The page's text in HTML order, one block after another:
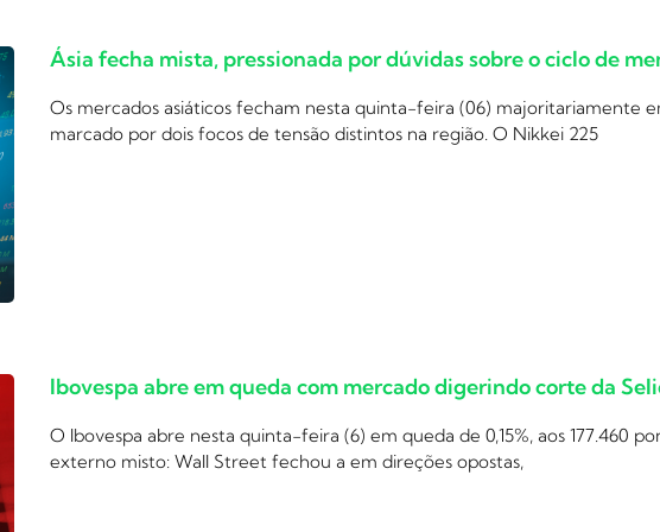
Ásia fecha mista, pressionada por dúvidas sobre o ciclo de
Os mercados asiáticos fecham nesta quinta-feira (06) majoritariamente
marcado por dois focos de tensão distintos na região. O Nikkei 225
Ibovespa abre em queda com mercado digerindo corte da
O Ibovespa abre nesta quinta-feira (6) em queda de 0,15%, aos 177.460
externo misto: Wall Street fechou a em direções opostas,